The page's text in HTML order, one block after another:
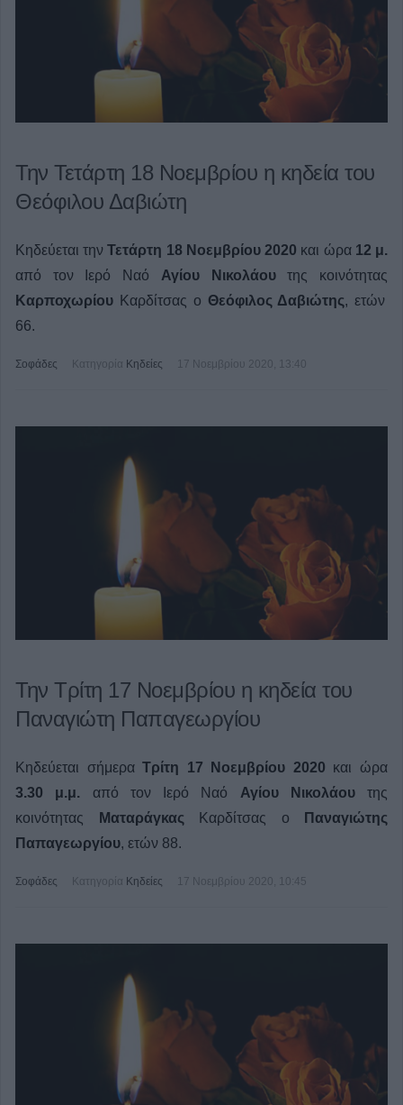
Την Τετάρτη 18 Νοεμβρίου η κηδεία του
Θεόφιλου Δαβιώτη
Κηδεύεται τηνΤετάρτη 18 Νοεμβρίου 2020 και ώρα 12 μ.
από τον Ιερό Ναό Αγίου Νικολάουτης κοινότητας
Καρποχωρίου Καρδίτσας ο Θεόφιλος Δαβιώτης, ετών
66.
Σοφάδες Κατηγορία Κηδείες 17 Νοεμβρίου 2020, 13:40
Την Τρίτη 17 Νοεμβρίου η κηδεία του
Παναγιώτη Παπαγεωργίου
Κηδεύεται σήμεραΤρίτη 17 Νοεμβρίου 2020 και ώρα
3.30 μ.μ. από τον Ιερό Ναό Αγίου Νικολάου της
κοινότητας Ματαράγκας Καρδίτσας ο Παναγιώτης
Παπαγεωργίου, ετών 88.
Σοφάδες Κατηγορία Κηδείες 17 Νοεμβρίου 2020, 10:45